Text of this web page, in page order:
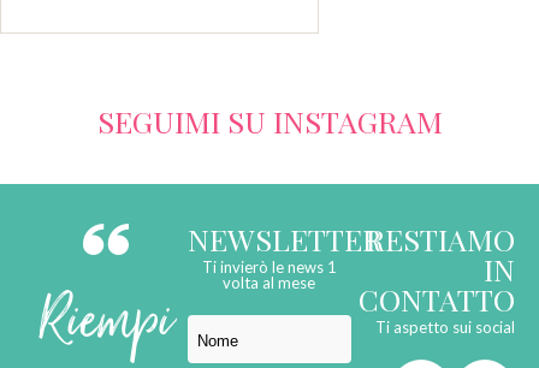
SEGUIMI SU INSTAGRAM
Riempi
NEWSLETTER
Ti invierò le news 1
volta al mese
RESTIAMO
IN
CONTATTO
Ti aspetto sui social